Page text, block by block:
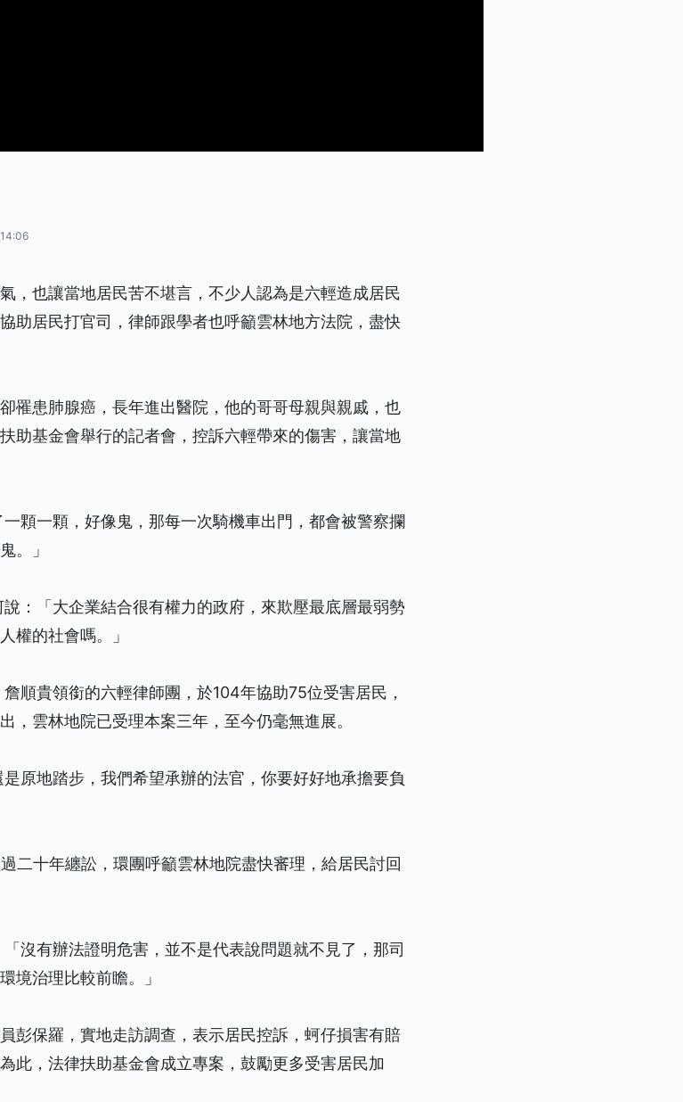
，也讓當地居民苦不堪言，不少人認為是六輕造成居民
助居民打官司，律師跟學者也呼籲雲林地方法院，盡快
罹患肺腺癌，長年進出醫院，他的哥哥母親與親戚，也
助基金會舉行的記者會，控訴六輕帶來的傷害，讓當地
顆一顆，好像鬼，那每一次騎機車出門，都會被警察攔
。」
：「大企業結合很有權力的政府，來欺壓最底層最弱勢
權的社會嗎。」
順貴領銜的六輕律師團，於104年協助75位受害居民，
，雲林地院已受理本案三年，至今仍毫無進展。
原地踏步，我們希望承辦的法官，你要好好地承擔要負
二十年纏訟，環團呼籲雲林地院盡快審理，給居民討回
沒有辦法證明危害，並不是代表說問題就不見了，那司
境治理比較前瞻。」
彭保羅，實地走訪調查，表示居民控訴，蚵仔損害有賠
此，法律扶助基金會成立專案，鼓勵更多受害居民加